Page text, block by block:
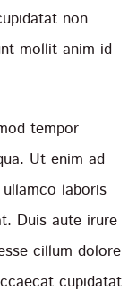
non
mollit anim id
tempor
Ut enim ad
laboris
Duis aute irure
cillum dolore
cupidatat